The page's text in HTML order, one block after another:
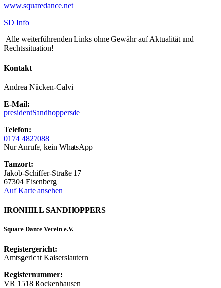
www.squaredance.net
SD Info
Alle weiterführenden Links ohne Gewähr auf Aktualität und
Rechtssituation!
Kontakt
Andrea Nücken-Calvi
E-Mail:
presidentSandhoppersde
Telefon:
0174 4827088
Nur Anrufe, kein WhatsApp
Tanzort:
Jakob-Schiffer-Straße 17
67304 Eisenberg
Auf Karte ansehen
IRONHILL SANDHOPPERS
Square Dance Verein e.V.
Registergericht:
Amtsgericht Kaiserslautern
Registernummer:
VR 1518 Rockenhausen